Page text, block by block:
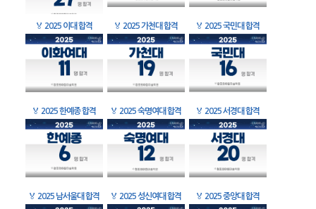
🏅 2025 이대 합격 🏅 2025 가천대 합격 🏅 2025 국민대 합격
🏅 2025 한예종 합격 🏅 2025 숙명여대 합격 🏅 2025 서경대 합격
🏅 2025 남서울대 합격 🏅 2025 성신여대 합격 🏅 2025 중앙대 합격